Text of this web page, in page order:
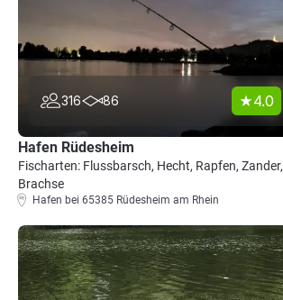
316 86 4.0
Hafen Rüdesheim
Fischarten: Flussbarsch, Hecht, Rapfen, Zander,
Brachse
Hafen bei 65385 Rüdesheim am Rhein